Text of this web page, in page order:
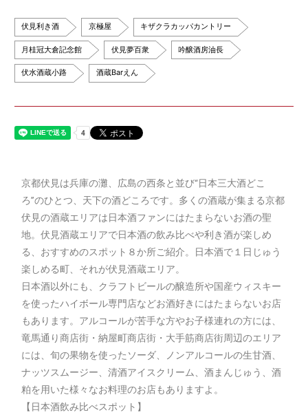
伏見利き酒 京極屋 キザクラカッパカントリー
月桂冠大倉記念館 伏見夢百衆 吟醸酒房油長
伏水酒蔵小路 酒蔵Barえん
京都伏見は兵庫の灘、広島の西条と並び“日本三大酒どこ
ろ”のひとつ、天下の酒どころです。多くの酒蔵が集まる京都
伏見の酒蔵エリアは日本酒ファンにはたまらないお酒の聖
地。伏見酒蔵エリアで日本酒の飲み比べや利き酒が楽しめ
る、おすすめのスポット８か所ご紹介。日本酒で１日じゅう
楽しめる町、それが伏見酒蔵エリア。
日本酒以外にも、クラフトビールの醸造所や国産ウィスキー
を使ったハイボール専門店などお酒好きにはたまらないお店
もあります。アルコールが苦手な方やお子様連れの方には、
竜馬通り商店街・納屋町商店街・大手筋商店街周辺のエリア
には、旬の果物を使ったソーダ、ノンアルコールの生甘酒、
ナッツスムージー、清酒アイスクリーム、酒まんじゅう、酒
粕を用いた様々なお料理のお店もありますよ。
【日本酒飲み比べスポット】